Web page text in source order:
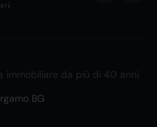
immobiliare da più di 40 anni.
BG